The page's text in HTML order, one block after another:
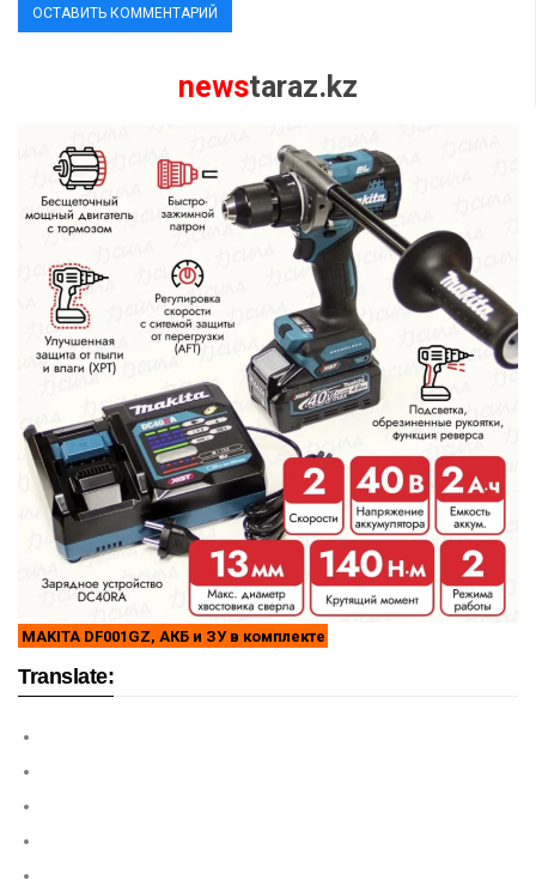
newstaraz.kz
MAKITA DF001GZ, АКБ и ЗУ в комплекте
Translate: